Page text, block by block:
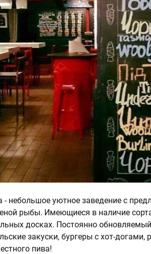
небольшое уютное заведение с
рыбы. Имеющиеся в наличие
досках. Постоянно
закуски, бургеры с хот-
пива!